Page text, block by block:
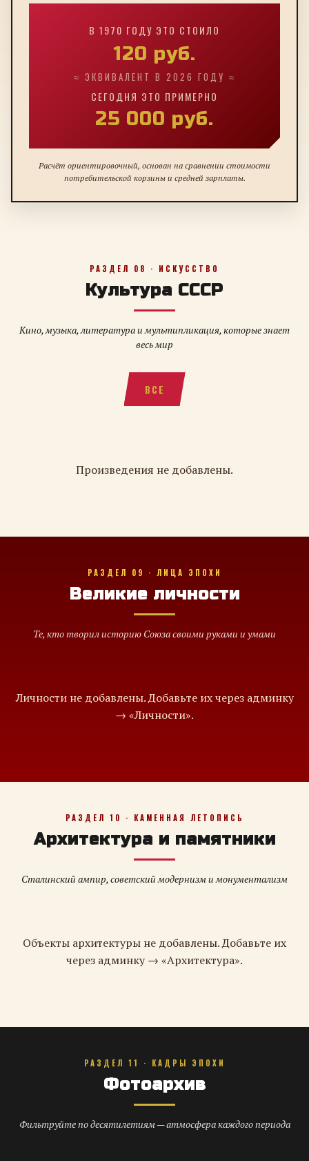
В 1970 ГОДУ ЭТО СТОИЛО
120 руб.
≈ ЭКВИВАЛЕНТ В 2026 ГОДУ ≈
СЕГОДНЯ ЭТО ПРИМЕРНО
25 000 руб.
Расчёт ориентировочный, основан на сравнении стоимости
потребительской корзины и средней зарплаты.
РАЗДЕЛ 08 · ИСКУССТВО
Культура СССР
Кино, музыка, литература и мультипликация, которые знает
весь мир
ВСЕ
Произведения не добавлены.
РАЗДЕЛ 09 · ЛИЦА ЭПОХИ
Великие личности
Те, кто творил историю Союза своими руками и умами
Личности не добавлены. Добавьте их через админку
→ «Личности».
РАЗДЕЛ 10 · КАМЕННАЯ ЛЕТОПИСЬ
Архитектура и памятники
Сталинский ампир, советский модернизм и монументализм
Объекты архитектуры не добавлены. Добавьте их
через админку → «Архитектура».
РАЗДЕЛ 11 · КАДРЫ ЭПОХИ
Фотоархив
Фильтруйте по десятилетиям — атмосфера каждого периода